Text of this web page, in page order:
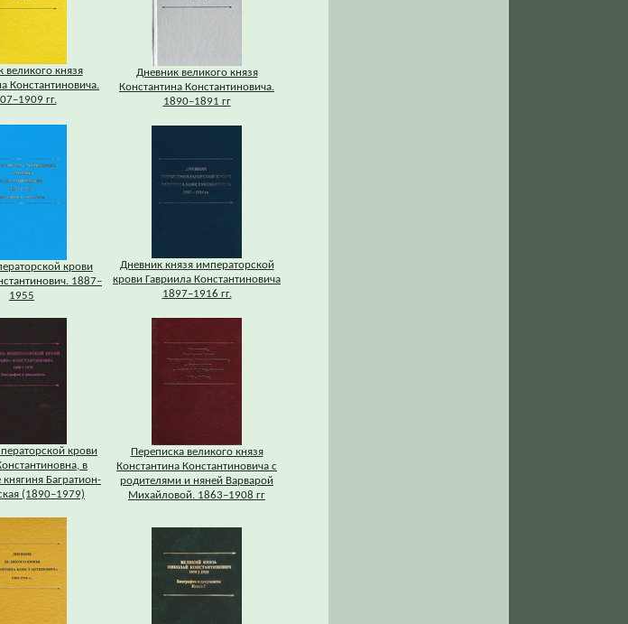
великого князя
Константиновича.
гг.
Дневник великого князя
Константина Константиновича.
1890–1891 гг
крови
1887–
1955
Дневник князя императорской
крови Гавриила Константиновича
1897–1916 гг.
крови
в
Багратион-
(1890–1979)
Переписка великого князя
Константина Константиновича с
родителями и няней Варварой
Михайловой. 1863–1908 гг